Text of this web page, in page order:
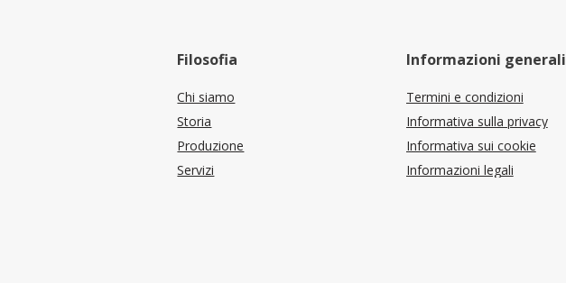
Filosofia
Chi siamo
Storia
Produzione
Servizi
Informazioni generali
Termini e condizioni
Informativa sulla privacy
Informativa sui cookie
Informazioni legali